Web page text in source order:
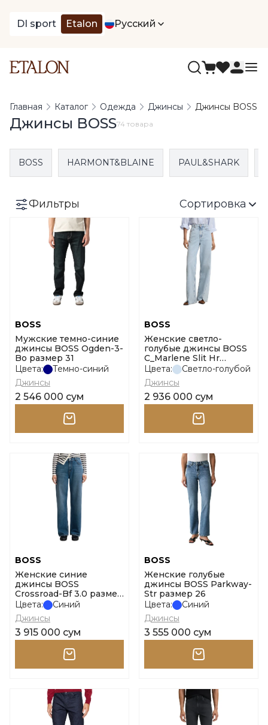
DI sport Etalon Русский
Главная Каталог Одежда Джинсы Джинсы BOSS
Джинсы BOSS74 товара
BOSS HARMONT&BLAINE PAUL&SHARK
Фильтры Сортировка
BOSS
Мужские темно-синие
джинсы BOSS Ogden-3-
Bo размер 31
Цвета:
Темно-синий
Джинсы
2 546 000 сум
BOSS
Женские светло-
голубые джинсы BOSS
C_Marlene Slit Hr
размер 26
Цвета:
Светло-голубой
Джинсы
2 936 000 сум
BOSS
Женские синие
джинсы BOSS
Crossroad-Bf 3.0 размер
26
Цвета:
Синий
Джинсы
3 915 000 сум
BOSS
Женские голубые
джинсы BOSS Parkway-
Str размер 26
Цвета:
Синий
Джинсы
3 555 000 сум